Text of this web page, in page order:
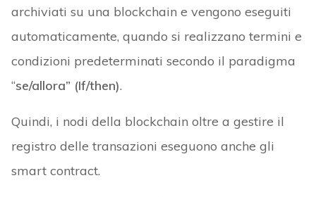
archiviati su una blockchain e vengono eseguiti
automaticamente, quando si realizzano termini e
condizioni predeterminati secondo il paradigma
“se/allora” (If/then).
Quindi, i nodi della blockchain oltre a gestire il
registro delle transazioni eseguono anche gli
smart contract.